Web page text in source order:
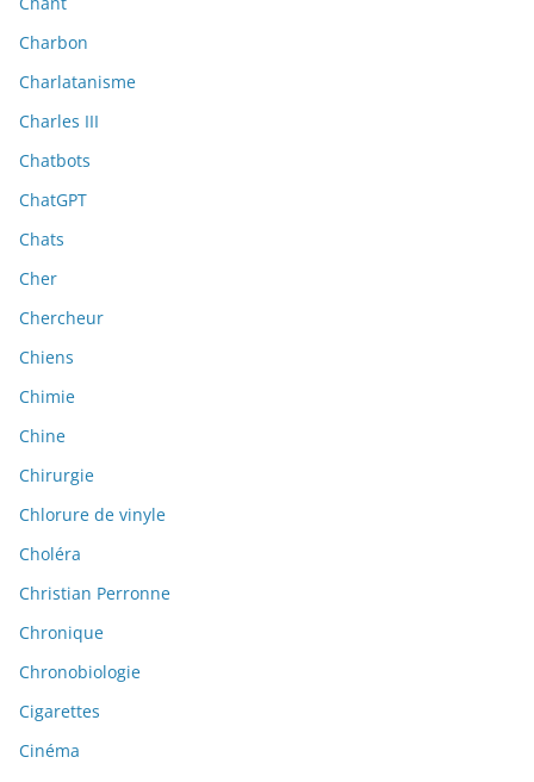
Charbon
Charlatanisme
Charles III
Chatbots
ChatGPT
Chats
Cher
Chercheur
Chiens
Chimie
Chine
Chirurgie
Chlorure de vinyle
Choléra
Christian Perronne
Chronique
Chronobiologie
Cigarettes
Cinéma